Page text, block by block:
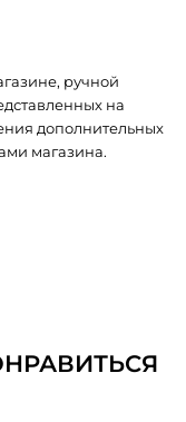
ручной
на
дополнительных
магазина.